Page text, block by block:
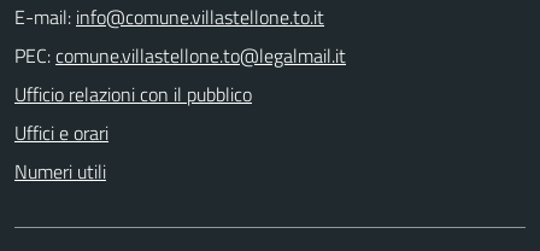
E-mail:
PEC:
Ufficio relazioni con il pubblico
Uffici e orari
Numeri utili